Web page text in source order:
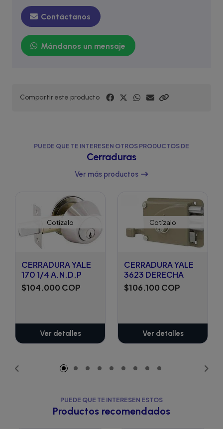
Contáctanos
Mándanos un mensaje
Compartir este producto
PUEDE QUE TE INTERESEN OTROS PRODUCTOS DE
Cerraduras
Ver más productos
Cotízalo
CERRADURA YALE
170 1/4 A.N.D.P
$104.000 COP
Ver detalles
Cotízalo
CERRADURA YALE
3623 DERECHA
$106.100 COP
Ver detalles
PUEDE QUE TE INTERESEN ESTOS
Productos recomendados